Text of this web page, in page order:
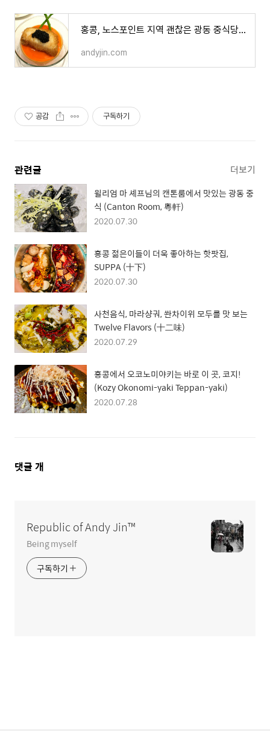
홍콩, 노스포인트 지역 괜찮은 광동 중식당 월~ (粵 YUE)
andyjin.com
공감 구독하기
관련글 더보기
윌리엄 마 셰프님의 캔톤룸에서 맛있는 광동 중
식 (Canton Room, 粵軒)
2020.07.30
홍콩 젊은이들이 더욱 좋아하는 핫팟집,
SUPPA (十下)
2020.07.30
사천음식, 마라샹궈, 쏸차이위 모두를 맛 보는
Twelve Flavors (十二味)
2020.07.29
홍콩에서 오코노미야키는 바로 이 곳, 코지!
(Kozy Okonomi-yaki Teppan-yaki)
2020.07.28
댓
댓글 개
Republic of Andy Jin™
Being myself
구독하기